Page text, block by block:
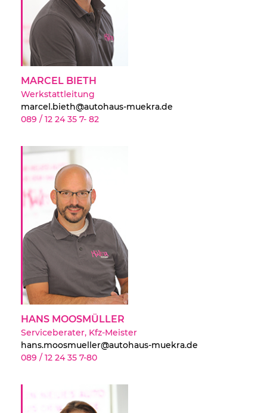
MARCEL BIETH
Werkstattleitung
marcel.bieth@autohaus-muekra.de
089 / 12 24 35 7- 82
HANS MOOSMÜLLER
Serviceberater, Kfz-Meister
hans.moosmueller@autohaus-muekra.de
089 / 12 24 35 7-80